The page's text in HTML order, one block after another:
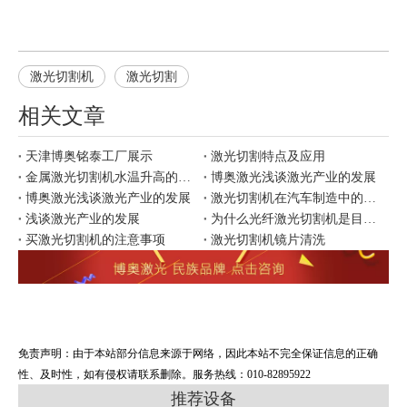
激光切割机 激光切割
相关文章
天津博奥铭泰工厂展示
激光切割特点及应用
博奥激光浅谈激光产业的发展
博奥激光浅谈激光产业的发展
浅谈激光产业的发展
买激光切割机的注意事项
激光切割机镜片清洗
免责声明：由于本站部分信息来源于网络，因此本站不完全保证信息的正确
性、及时性，如有侵权请联系删除。服务热线：010-82895922
推荐设备